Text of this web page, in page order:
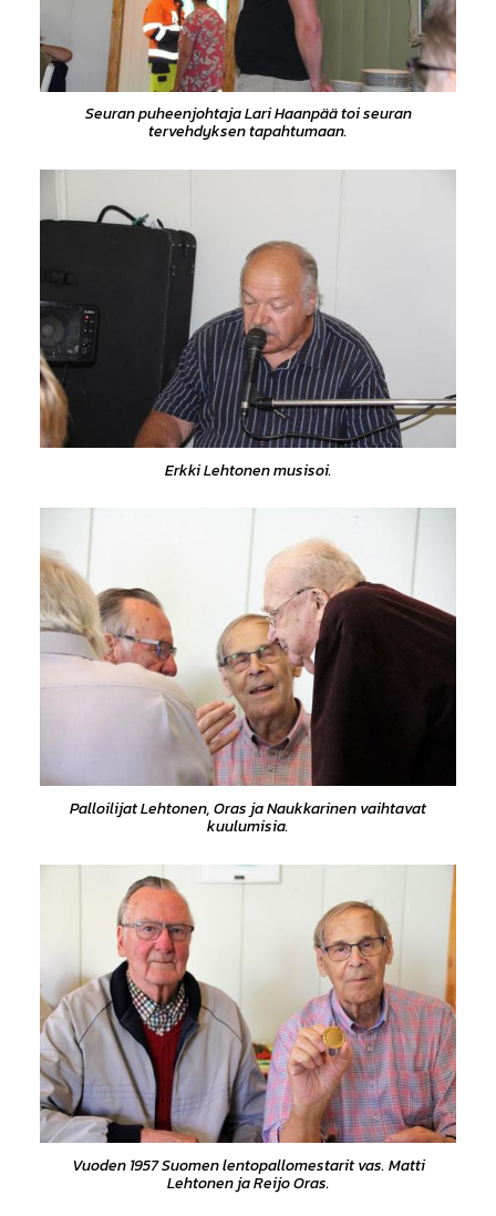
Seuran puheenjohtaja Lari Haanpää toi seuran
tervehdyksen tapahtumaan.
Erkki Lehtonen musisoi.
Palloilijat Lehtonen, Oras ja Naukkarinen vaihtavat
kuulumisia.
Vuoden 1957 Suomen lentopallomestarit vas. Matti
Lehtonen ja Reijo Oras.